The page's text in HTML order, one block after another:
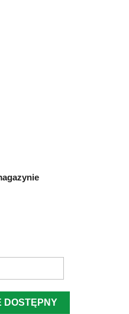
DOSTĘPNY